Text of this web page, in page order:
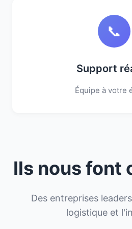
📞
Support
Équipe à votre
Ils nous font
Des entreprises
logistique et